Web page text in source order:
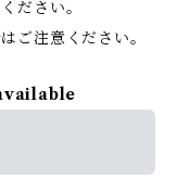
ださい。
ご注意ください。